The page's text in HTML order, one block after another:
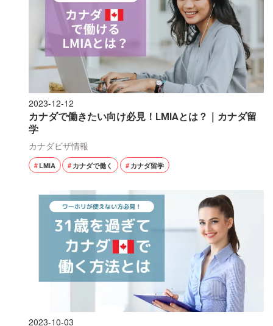
2023-12-12
カナダで働きたい向け必見！LMIAとは？｜カナダ留
学
カナダビザ情報
LMIA カナダで働く カナダ留学
2023-10-03